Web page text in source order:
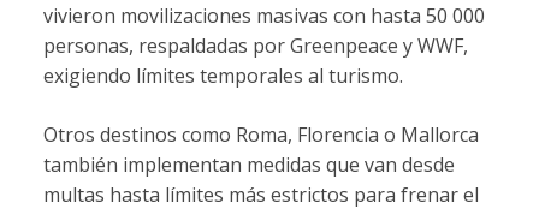
vivieron movilizaciones masivas con hasta 50 000
personas, respaldadas por Greenpeace y WWF,
exigiendo límites temporales al turismo.
Otros destinos como Roma, Florencia o Mallorca
también implementan medidas que van desde
multas hasta límites más estrictos para frenar el